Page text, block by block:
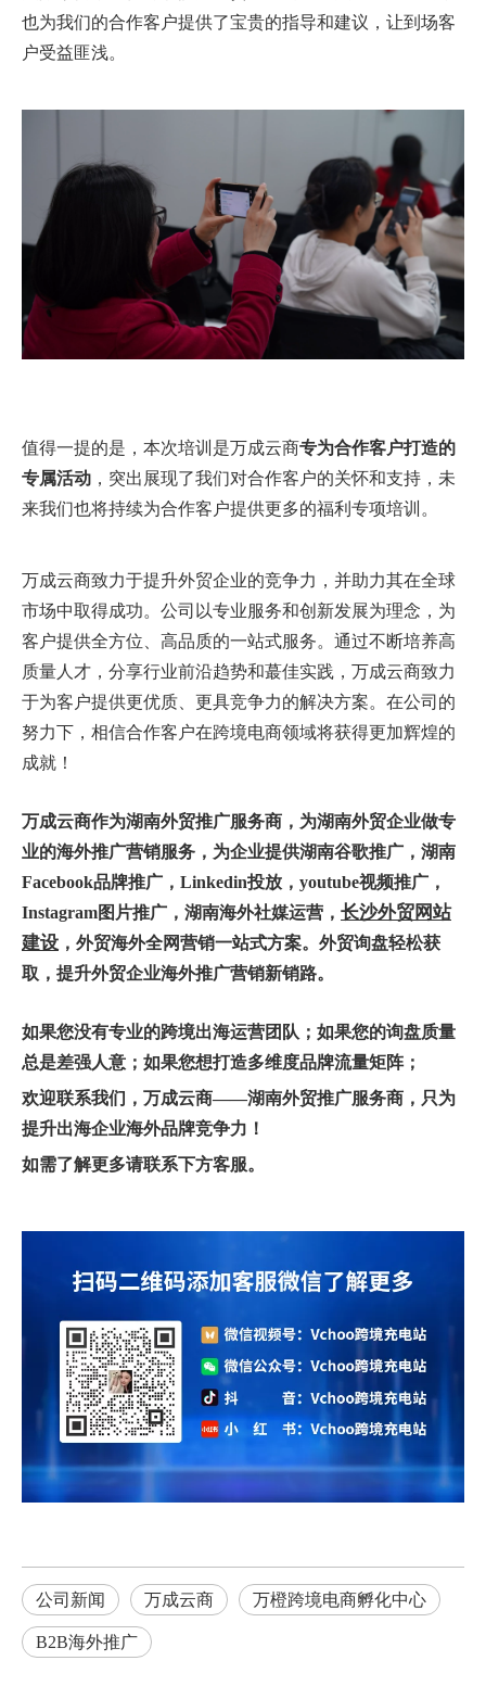
也为我们的合作客户提供了宝贵的指导和建议，让到场客
户受益匪浅。
值得一提的是，本次培训是万成云商专为合作客户打造的
专属活动 ，突出展现了我们对合作客户的关怀和支持，未
来我们也将持续为合作客户提供更多的福利专项培训。
万成云商致力于提升外贸企业的竞争力，并助力其在全球
市场中取得成功。公司以专业服务和创新发展为理念，为
客户提供全方位、高品质的一站式服务。通过不断培养高
质量人才，分享行业前沿趋势和蕞佳实践，万成云商致力
于为客户提供更优质、更具竞争力的解决方案。在公司的
努力下，相信合作客户在跨境电商领域将获得更加辉煌的
成就！
万成云商作为湖南外贸推广服务商 ，为湖南外贸企业做专
业的海外推广营销服务，为企业提供湖南谷歌推广 ，湖南
Facebook品牌推广 ， Linkedin投放 ，youtube视频推广，
Instagram图片推广， 湖南海外社媒运营 ， 长沙外贸网站
建设 ， 外贸海外全网营销一站式方案。外贸询盘轻松获
取，提升外贸企业海外推广营销新销路。
如果您没有专业的跨境出海运营团队；如果您的询盘质量
总是差强人意；如果您想打造多维度品牌流量矩阵；
欢迎联系我们，万成云商——湖南外贸推广服务商，只为
提升出海企业海外品牌竞争力！
如需了解更多请联系下方客服。
公司新闻 万成云商 万橙跨境电商孵化中心
B2B海外推广